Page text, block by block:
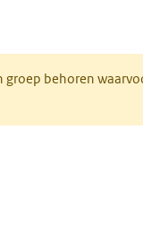
behoren